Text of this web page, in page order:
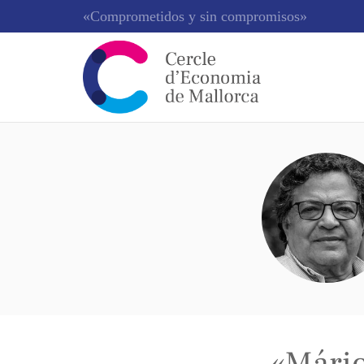
«Comprometidos y sin compromisos»
Perfecto Cuadrado